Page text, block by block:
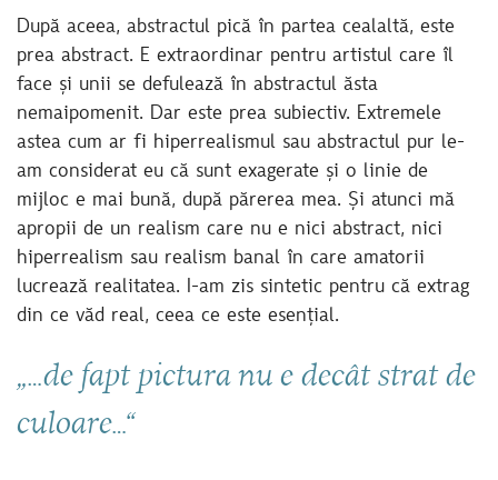
După aceea, abstractul pică în partea cealaltă, este
prea abstract. E extraordinar pentru artistul care îl
face și unii se defulează în abstractul ăsta
nemaipomenit. Dar este prea subiectiv. Extremele
astea cum ar fi hiperrealismul sau abstractul pur le-
am considerat eu că sunt exagerate și o linie de
mijloc e mai bună, după părerea mea. Și atunci mă
apropii de un realism care nu e nici abstract, nici
hiperrealism sau realism banal în care amatorii
lucrează realitatea. I-am zis sintetic pentru că extrag
din ce văd real, ceea ce este esențial.
„…de fapt pictura nu e decât strat de
culoare…“